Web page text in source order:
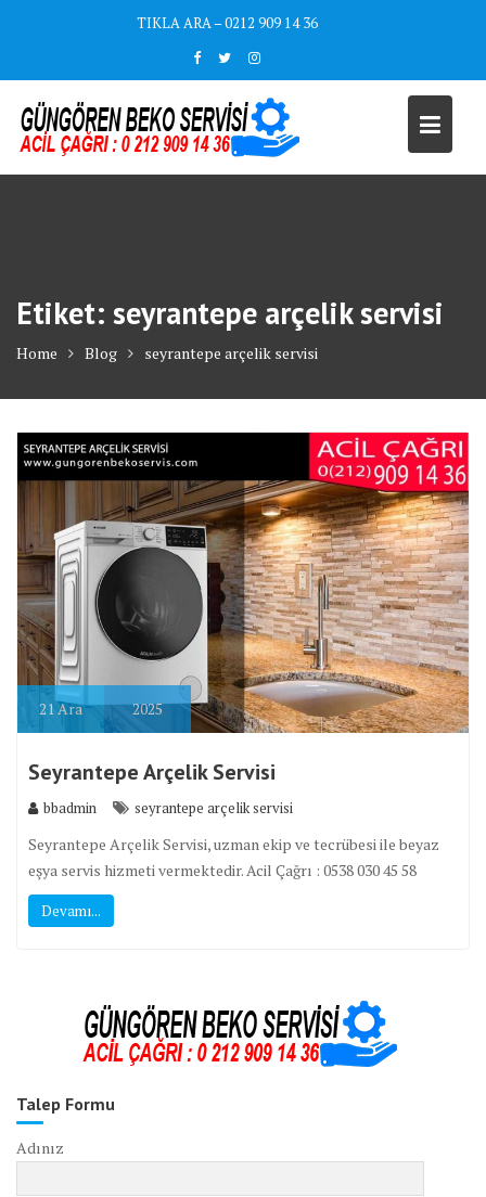
TIKLA ARA – 0212 909 14 36
Etiket: seyrantepe arçelik servisi
Home Blog seyrantepe arçelik servisi
21Ara 2025
Seyrantepe Arçelik Servisi
bbadmin seyrantepe arçelik servisi
Seyrantepe Arçelik Servisi, uzman ekip ve tecrübesi ile beyaz
eşya servis hizmeti vermektedir. Acil Çağrı : 0538 030 45 58
Devamı...
Talep Formu
Adınız